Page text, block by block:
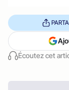
Écoutez cet